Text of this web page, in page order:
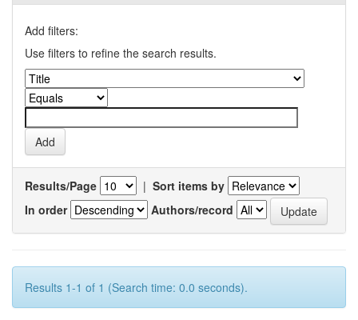
Add filters:
Use filters to refine the search results.
Results/Page | Sort items by
In order
Authors/record
Results 1-1 of 1 (Search time: 0.0 seconds).